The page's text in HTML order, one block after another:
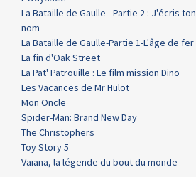
La Bataille de Gaulle - Partie 2 : J'écris ton
nom
La Bataille de Gaulle-Partie 1-L'âge de fer
La fin d'Oak Street
La Pat' Patrouille : Le film mission Dino
Les Vacances de Mr Hulot
Mon Oncle
Spider-Man: Brand New Day
The Christophers
Toy Story 5
Vaiana, la légende du bout du monde